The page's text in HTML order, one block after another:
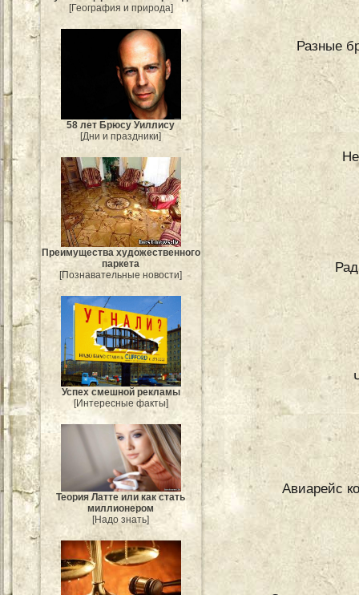
[География и природа]
58 лет Брюсу Уиллису
[Дни и праздники]
Преимущества художественного
паркета
[Познавательные новости]
Успех смешной рекламы
[Интересные факты]
Теория Латте или как стать
миллионером
[Надо знать]
Разные
Авиарейс